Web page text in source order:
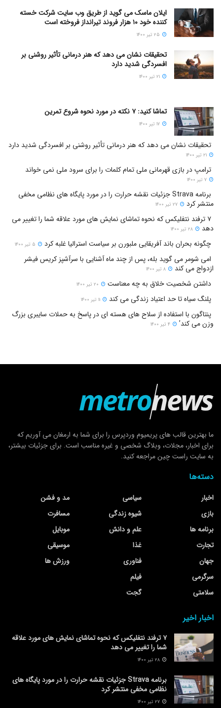
ایلان ماسک می گوید از طریق وب سایت شرکت خسته
کننده خود ۱۰ هزار فروند تیرانداز فروخته است
تحقیقات نشان می دهد که هنر درمانی تأثیر روشنی بر
افسردگی شدید دارد
تماشا کنید: ۷ نکته در مورد نحوه شروع تمرین
تحقیقات نشان می دهد که هنر درمانی تأثیر روشنی بر افسردگی شدید دارد
ترامپ در بازی قهرمانی ملی تمام کلمات را برای سرود ملی نمی خواند
برنامه Strava جزئیات نقشه حرارت را در مورد پایگاه های نظامی مخفی
منتشر کرد
۷ ترفند نتفلیکس که نحوه تماشای نمایش های مورد علاقه شما را تغییر می
دهد
چگونه بحران باند آفریقایی ملبورن بر سیاست استرالیا غلبه کرد
امی شومر می گوید بله، پس از چند ماه آشنایی با سرآشپز کریس فیشر
ازدواج می کند
داشتن شخصیت خلاق به چه معناست
پلنگ سیاه تا حد اعتیاد زندگی می کند
پنتاگون با استفاده از سلاح های هسته ای در پاسخ به حملات سایبری بزرگ
وزن می کند’
ما بهترین قالب های پریمیوم وردپرس را برای شما به ارمغان می آوریم که
برای اخبار، مجلات، وبلاگ شخصی و غیره مناسب است. برای جزئیات بیشتر،
به سایت راست چین مراجعه کنید.
دسته‌ها
اخبار
بازی
برنامه ها
تجارت
جهان
سرگرمی
سلامتی
سیاسی
شیوه زندگی
علم و دانش
غذا
فناوری
فیلم
گجت
مد و فشن
مسافرت
موبایل
موسیقی
ورزش ها
اخبار اخیر
۷ ترفند نتفلیکس که نحوه تماشای نمایش های مورد علاقه
شما را تغییر می دهد
برنامه Strava جزئیات نقشه حرارت را در مورد پایگاه های
نظامی مخفی منتشر کرد